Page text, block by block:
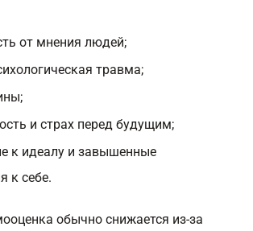
от мнения людей;
травма;
и страх перед будущим;
к идеалу и завышенные
к себе.
обычно снижается из-за